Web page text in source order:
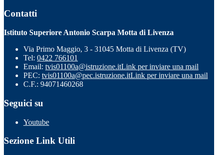
Contatti
Istituto Superiore Antonio Scarpa Motta di Livenza
Via Primo Maggio, 3 - 31045 Motta di Livenza (TV)
Tel: 0422 766101
Email: tvis01100a@istruzione.itLink per inviare una mail
PEC: tvis01100a@pec.istruzione.itLink per inviare una mail
C.F.: 94071460268
Seguici su
Youtube
Sezione Link Utili